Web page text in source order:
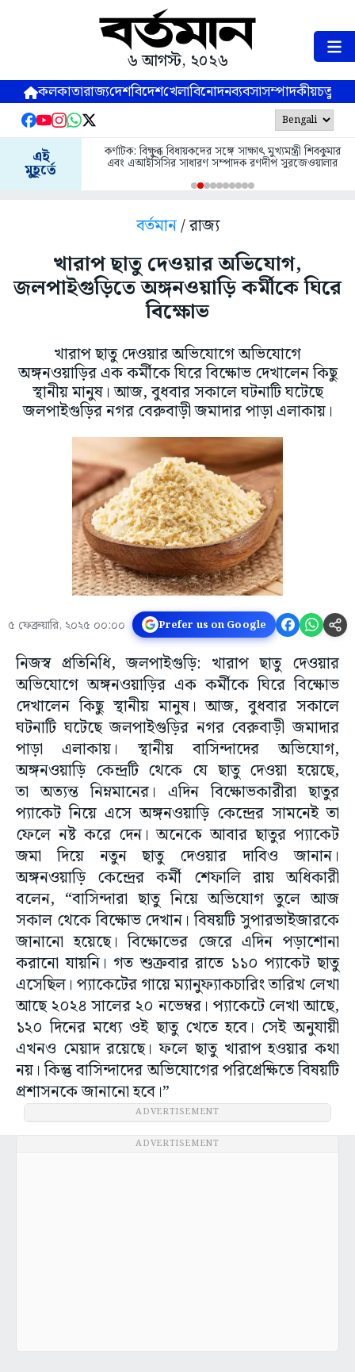
৬ আগস্ট, ২০২৬
কলকাতারাজ্যদেশবিদেশখেলাবিনোদনব্যবসাসম্পাদকীয়
এই
মুহূর্তে
কর্ণাটক: বিক্ষুব্ধ বিধায়কদের সঙ্গে সাক্ষাৎ মুখ্যমন্ত্রী শিবকুমার
এবং এআইসিসির সাধারণ সম্পাদক রণদীপ সুরজেওয়ালার
বর্তমান/ রাজ্য
খারাপ ছাতু দেওয়ার অভিযোগ,
জলপাইগুড়িতে অঙ্গনওয়াড়ি কর্মীকে ঘিরে
বিক্ষোভ
খারাপ ছাতু দেওয়ার অভিযোগে অভিযোগে
অঙ্গনওয়াড়ির এক কর্মীকে ঘিরে বিক্ষোভ দেখালেন কিছু
স্থানীয় মানুষ। আজ, বুধবার সকালে ঘটনাটি ঘটেছে
জলপাইগুড়ির নগর বেরুবাড়ী জমাদার পাড়া এলাকায়।
৫ ফেব্রুয়ারি, ২০২৫ ০০:০০ Prefer us on Google
নিজস্ব প্রতিনিধি, জলপাইগুড়ি: খারাপ ছাতু দেওয়ার
অভিযোগে অঙ্গনওয়াড়ির এক কর্মীকে ঘিরে বিক্ষোভ
দেখালেন কিছু স্থানীয় মানুষ। আজ, বুধবার সকালে
ঘটনাটি ঘটেছে জলপাইগুড়ির নগর বেরুবাড়ী জমাদার
পাড়া এলাকায়। স্থানীয় বাসিন্দাদের অভিযোগ,
অঙ্গনওয়াড়ি কেন্দ্রটি থেকে যে ছাতু দেওয়া হয়েছে,
তা অত্যন্ত নিম্নমানের। এদিন বিক্ষোভকারীরা ছাতুর
প্যাকেট নিয়ে এসে অঙ্গনওয়াড়ি কেন্দ্রের সামনেই তা
ফেলে নষ্ট করে দেন। অনেকে আবার ছাতুর প্যাকেট
জমা দিয়ে নতুন ছাতু দেওয়ার দাবিও জানান।
অঙ্গনওয়াড়ি কেন্দ্রের কর্মী শেফালি রায় অধিকারী
বলেন, “বাসিন্দারা ছাতু নিয়ে অভিযোগ তুলে আজ
সকাল থেকে বিক্ষোভ দেখান। বিষয়টি সুপারভাইজারকে
জানানো হয়েছে। বিক্ষোভের জেরে এদিন পড়াশোনা
করানো যায়নি। গত শুক্রবার রাতে ১১০ প্যাকেট ছাতু
এসেছিল। প্যাকেটের গায়ে ম্যানুফ্যাকচারিং তারিখ লেখা
আছে ২০২৪ সালের ২০ নভেম্বর। প্যাকেটে লেখা আছে,
১২০ দিনের মধ্যে ওই ছাতু খেতে হবে। সেই অনুযায়ী
এখনও মেয়াদ রয়েছে। ফলে ছাতু খারাপ হওয়ার কথা
নয়। কিন্তু বাসিন্দাদের অভিযোগের পরিপ্রেক্ষিতে বিষয়টি
প্রশাসনকে জানানো হবে।”
ADVERTISEMENT
ADVERTISEMENT